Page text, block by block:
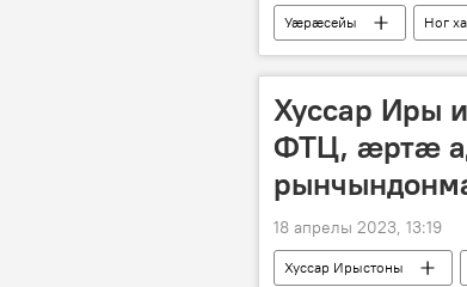
Уӕрӕсейы Ног
Хуссар Иры
ФТЦ, æртæ
18 апрелы 2023, 13:19
Хуссар Ирыстоны